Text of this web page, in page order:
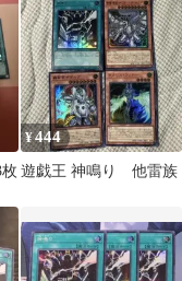
¥444
遊戯王 神鳴り 他雷族